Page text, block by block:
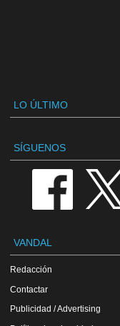
LO ÚLTIMO
SÍGUENOS
VANDAL
Redacción
Contactar
Publicidad / Advertising